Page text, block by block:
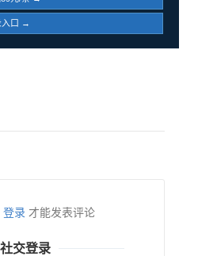
入口 →
登录 才能发表评论
社交登录